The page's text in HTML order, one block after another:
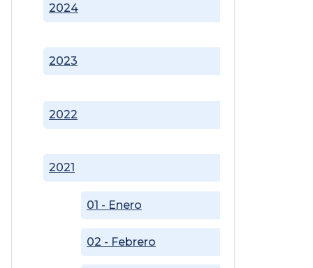
2021
01 - Enero
02 - Febrero
2022
2023
2024